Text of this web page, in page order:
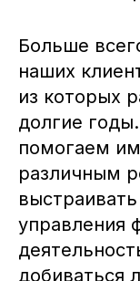
Больше
наших
из которых
долгие
помогаем
различным
управления
добиваться